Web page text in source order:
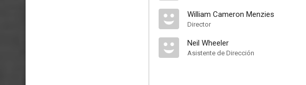
William Cameron Menzies
Director
Neil Wheeler
Asistente de Dirección